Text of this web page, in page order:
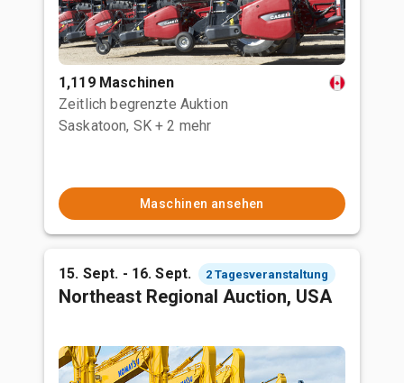
1,119 Maschinen
Zeitlich begrenzte Auktion
Saskatoon, SK + 2 mehr
Maschinen ansehen
15. Sept. - 16. Sept. 2 Tagesveranstaltung
Northeast Regional Auction, USA